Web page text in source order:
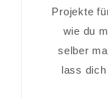
Projekte
wie du
selber
lass